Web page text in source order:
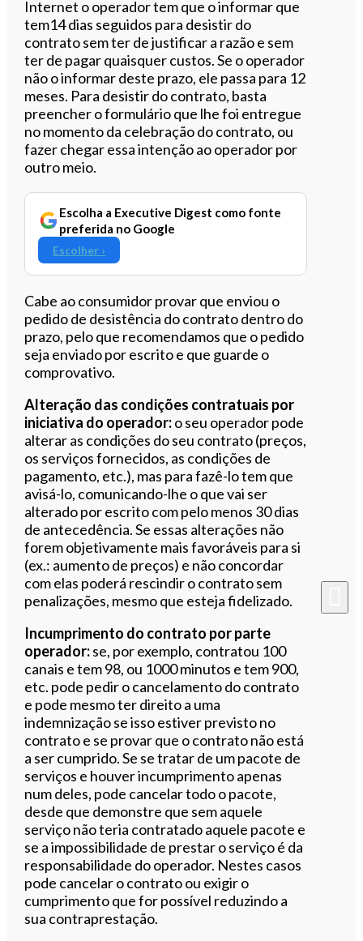
Internet o operador tem que o informar que
tem14 dias seguidos para desistir do
contrato sem ter de justificar a razão e sem
ter de pagar quaisquer custos. Se o operador
não o informar deste prazo, ele passa para 12
meses. Para desistir do contrato, basta
preencher o formulário que lhe foi entregue
no momento da celebração do contrato, ou
fazer chegar essa intenção ao operador por
outro meio.
Escolha a Executive Digest como fonte
preferida no Google
Escolher ›
Cabe ao consumidor provar que enviou o
pedido de desistência do contrato dentro do
prazo, pelo que recomendamos que o pedido
seja enviado por escrito e que guarde o
comprovativo.
Alteração das condições contratuais por
iniciativa do operador:o seu operador pode
alterar as condições do seu contrato (preços,
os serviços fornecidos, as condições de
pagamento, etc.), mas para fazê-lo tem que
avisá-lo, comunicando-lhe o que vai ser
alterado por escrito com pelo menos 30 dias
de antecedência. Se essas alterações não
forem objetivamente mais favoráveis para si
(ex.: aumento de preços) e não concordar
com elas poderá rescindir o contrato sem
penalizações, mesmo que esteja fidelizado.
Incumprimento do contrato por parte
operador:se, por exemplo, contratou 100
canais e tem 98, ou 1000 minutos e tem 900,
etc. pode pedir o cancelamento do contrato
e pode mesmo ter direito a uma
indemnização se isso estiver previsto no
contrato e se provar que o contrato não está
a ser cumprido. Se se tratar de um pacote de
serviços e houver incumprimento apenas
num deles, pode cancelar todo o pacote,
desde que demonstre que sem aquele
serviço não teria contratado aquele pacote e
se a impossibilidade de prestar o serviço é da
responsabilidade do operador. Nestes casos
pode cancelar o contrato ou exigir o
cumprimento que for possível reduzindo a
sua contraprestação.